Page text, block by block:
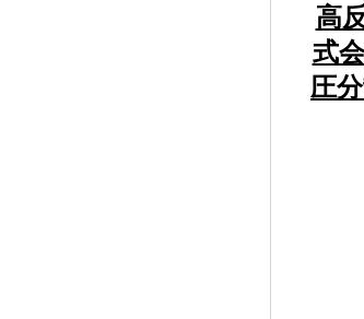
高
式
圧